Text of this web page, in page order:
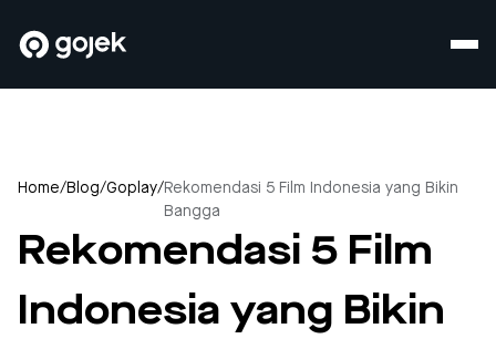
Home/Blog/Goplay/Rekomendasi 5 Film Indonesia yang Bikin
Bangga
Rekomendasi 5 Film
Indonesia yang Bikin